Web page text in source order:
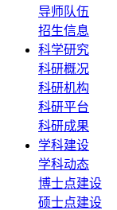
导师队伍
招生信息
科学研究
科研概况
科研机构
科研平台
科研成果
学科建设
学科动态
博士点建设
硕士点建设